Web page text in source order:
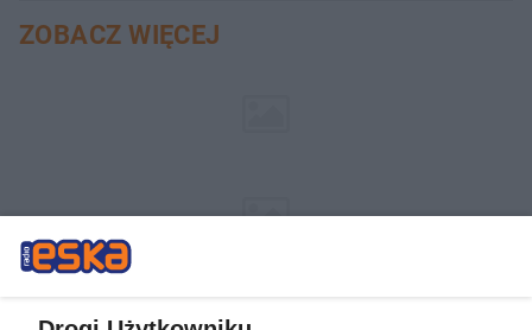
ZOBACZ WIĘCEJ